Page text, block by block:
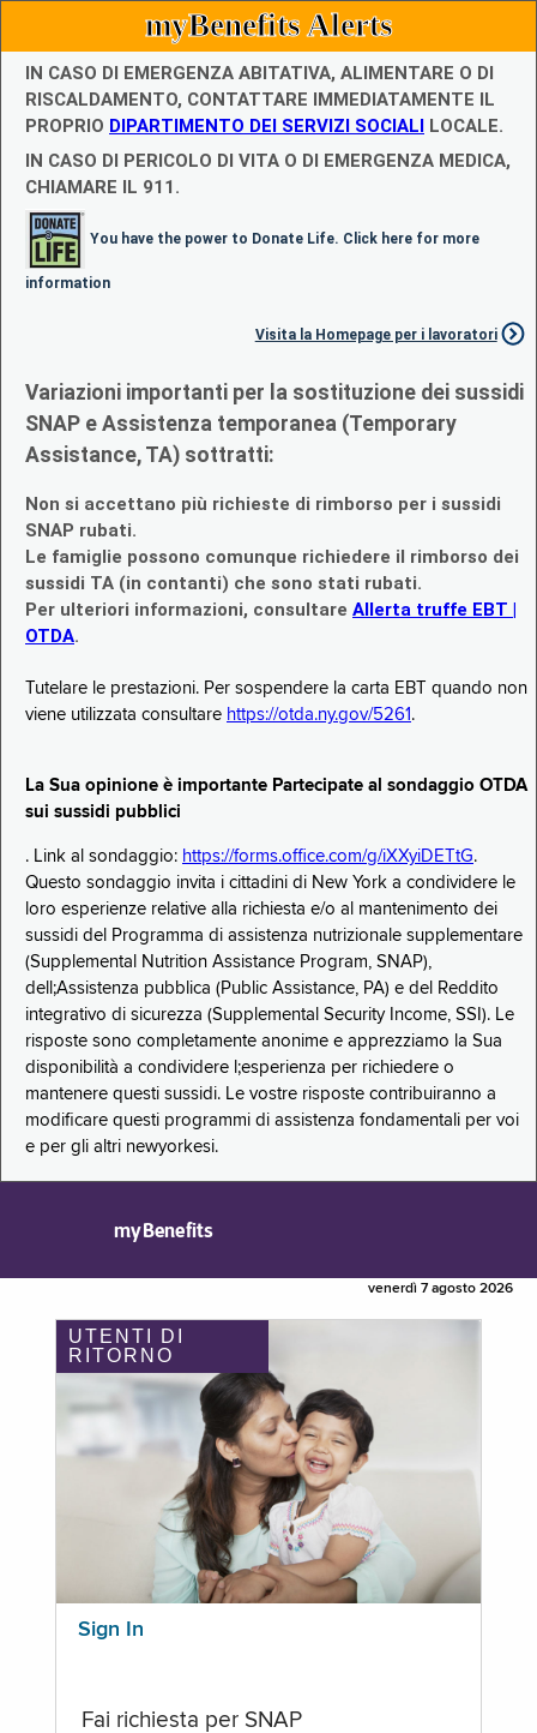
myBenefits Alerts
IN CASO DI EMERGENZA ABITATIVA, ALIMENTARE O DI
RISCALDAMENTO, CONTATTARE IMMEDIATAMENTE IL
PROPRIO DIPARTIMENTO DEI SERVIZI SOCIALI LOCALE.
IN CASO DI PERICOLO DI VITA O DI EMERGENZA MEDICA,
CHIAMARE IL 911.
You have the power to Donate Life. Click here for more
information
Visita la Homepage per i lavoratori
Variazioni importanti per la sostituzione dei sussidi
SNAP e Assistenza temporanea (Temporary
Assistance, TA) sottratti:
Non si accettano più richieste di rimborso per i sussidi
SNAP rubati.
Le famiglie possono comunque richiedere il rimborso dei
sussidi TA (in contanti) che sono stati rubati.
Per ulteriori informazioni, consultare Allerta truffe EBT |
OTDA.
Tutelare le prestazioni. Per sospendere la carta EBT quando non
viene utilizzata consultare https://otda.ny.gov/5261 .
La Sua opinione è importante Partecipate al sondaggio OTDA
sui sussidi pubblici
. Link al sondaggio: https://forms.office.com/g/iXXyiDETtG.
Questo sondaggio invita i cittadini di New York a condividere le
loro esperienze relative alla richiesta e/o al mantenimento dei
sussidi del Programma di assistenza nutrizionale supplementare
(Supplemental Nutrition Assistance Program, SNAP),
dell;Assistenza pubblica (Public Assistance, PA) e del Reddito
integrativo di sicurezza (Supplemental Security Income, SSI). Le
risposte sono completamente anonime e apprezziamo la Sua
disponibilità a condividere l;esperienza per richiedere o
mantenere questi sussidi. Le vostre risposte contribuiranno a
modificare questi programmi di assistenza fondamentali per voi
e per gli altri newyorkesi.
myBenefits
venerdì 7 agosto 2026
UTENTI DI
RITORNO
Sign In
Fai richiesta per SNAP